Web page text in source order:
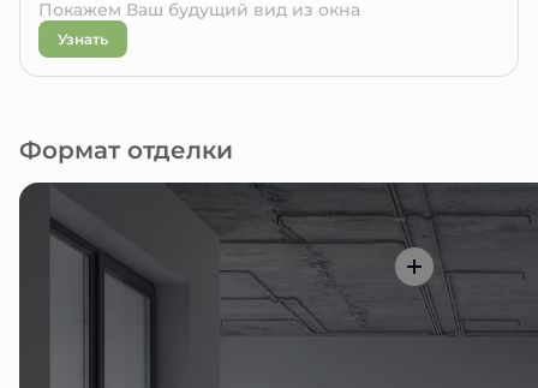
Покажем Ваш будущий вид из окна
Узнать
Формат отделки